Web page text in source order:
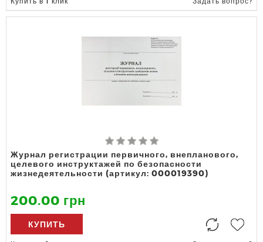
Журнал регистрации первичного, внепланового,
целевого инструктажей по безопасности
жизнедеятельности (артикул: 000019390)
200.00 грн
КУПИТЬ